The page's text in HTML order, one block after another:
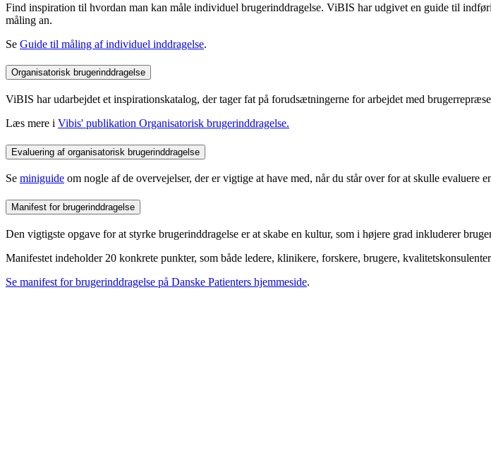
Find inspiration til hvordan man kan måle individuel brugerinddragelse. ViBIS har udgivet en guide til
måling an.
Se Guide til måling af individuel inddragelse.
Organisatorisk brugerinddragelse
ViBIS har udarbejdet et inspirationskatalog, der tager fat på forudsætningerne for arbejdet med
Læs mere i Vibis' publikation Organisatorisk brugerinddragelse.
Evaluering af organisatorisk brugerinddragelse
Se miniguide om nogle af de overvejelser, der er vigtige at have med, når du står over for at skulle evaluere
Manifest for brugerinddragelse
Den vigtigste opgave for at styrke brugerinddragelse er at skabe en kultur, som i højere grad inkluderer
Manifestet indeholder 20 konkrete punkter, som både ledere, klinikere, forskere, brugere,
Se manifest for brugerinddragelse på Danske Patienters hjemmeside.